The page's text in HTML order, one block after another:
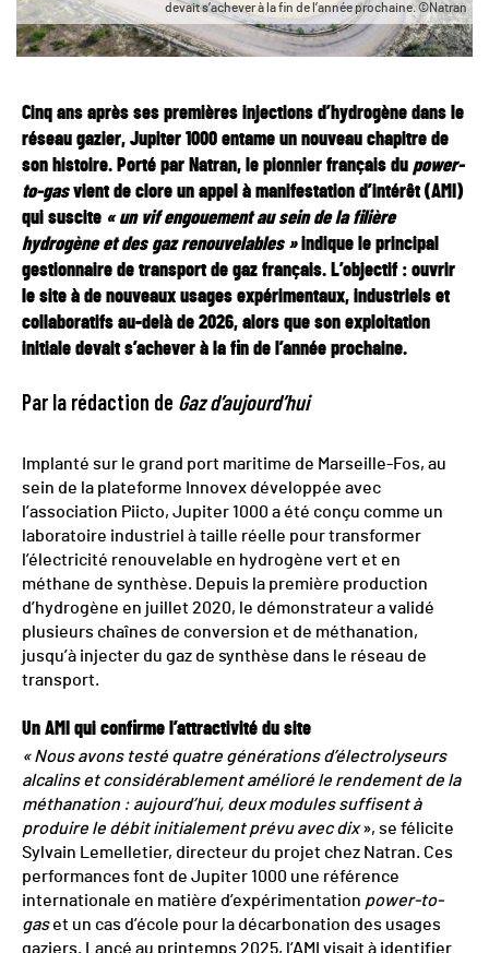
devait s’achever à la fin de l’année prochaine. ©Natran
Cinq ans après ses premières injections d’hydrogène dans le
réseau gazier, Jupiter 1000 entame un nouveau chapitre de
son histoire. Porté par Natran, le pionnier français du power-
to-gasvient de clore un appel à manifestation d’intérêt (AMI)
qui suscite « un vif engouement au sein de la filière
hydrogène et des gaz renouvelables »indique le principal
gestionnaire de transport de gaz français. L’objectif : ouvrir
le site à de nouveaux usages expérimentaux, industriels et
collaboratifs au-delà de 2026, alors que son exploitation
initiale devait s’achever à la fin de l’année prochaine.
Par la rédaction de Gaz d’aujourd’hui
Implanté sur le grand port maritime de Marseille-Fos, au
sein de la plateforme Innovex développée avec
l’association Piicto, Jupiter 1000 a été conçu comme un
laboratoire industriel à taille réelle pour transformer
l’électricité renouvelable en hydrogène vert et en
méthane de synthèse. Depuis la première production
d’hydrogène en juillet 2020, le démonstrateur a validé
plusieurs chaînes de conversion et de méthanation,
jusqu’à injecter du gaz de synthèse dans le réseau de
transport.
Un AMI qui confirme l’attractivité du site
« Nous avons testé quatre générations d’électrolyseurs
alcalins et considérablement amélioré le rendement de la
méthanation : aujourd’hui, deux modules suffisent à
produire le débit initialement prévu avec dix», se félicite
Sylvain Lemelletier, directeur du projet chez Natran. Ces
performances font de Jupiter 1000 une référence
internationale en matière d’expérimentation power-to-
gaset un cas d’école pour la décarbonation des usages
gaziers. Lancé au printemps 2025, l’AMI visait à identifier